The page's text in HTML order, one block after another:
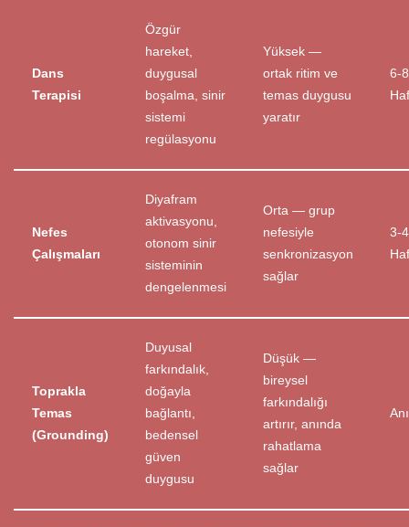
Dans
Terapisi
Özgür
hareket,
duygusal
boşalma, sinir
sistemi
regülasyonu
Yüksek —
ortak ritim ve
temas duygusu
yaratır
6-8
Nefes
Çalışmaları
Diyafram
aktivasyonu,
otonom sinir
sisteminin
dengelenmesi
Orta — grup
nefesiyle
senkronizasyon
sağlar
3-4
Toprakla
Temas
(Grounding)
Duyusal
farkındalık,
doğayla
bağlantı,
bedensel
güven
duygusu
Düşük —
bireysel
farkındalığı
artırır, anında
rahatlama
sağlar